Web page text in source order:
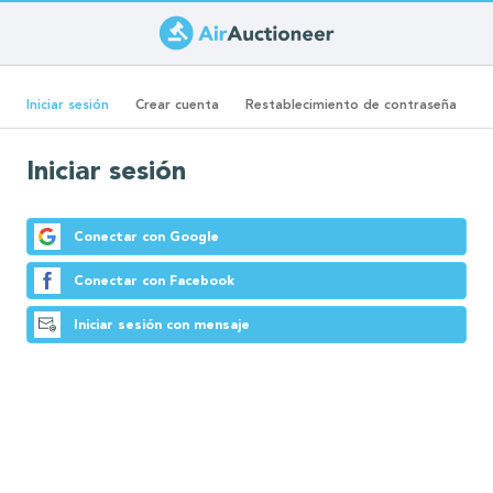
al
contenido
principal
Solapas
Iniciar sesión (solapa
activa)
Crear cuenta Restablecimiento de contraseña
Iniciar sesión
Conectar con Google
Conectar con Facebook
Iniciar sesión con mensaje